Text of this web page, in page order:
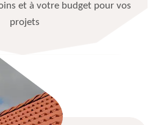
et à votre budget pour vos
projets